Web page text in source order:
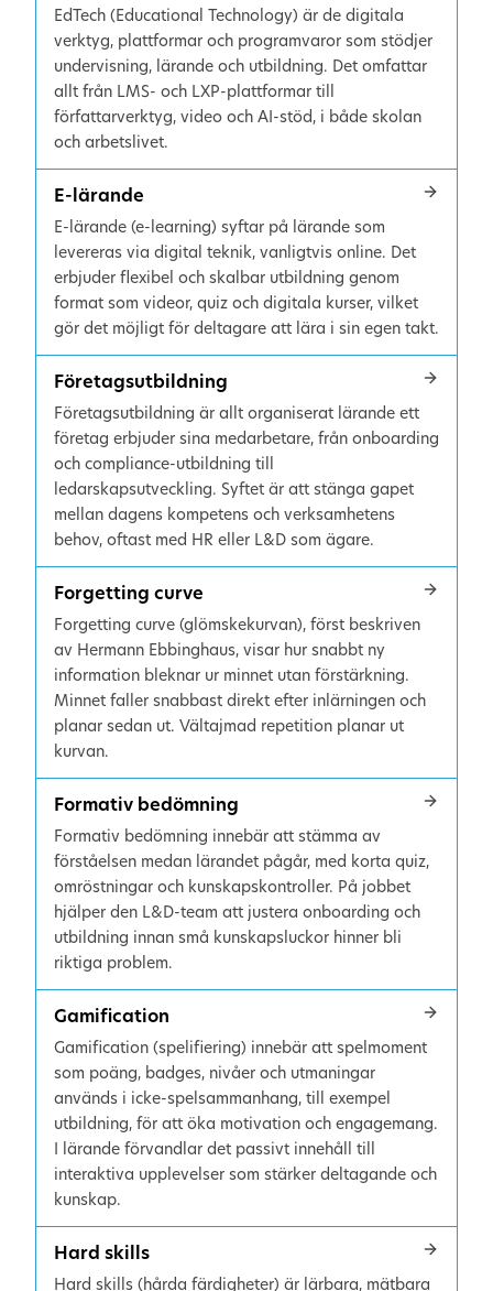
EdTech (Educational Technology) är de digitala
verktyg, plattformar och programvaror som stödjer
undervisning, lärande och utbildning. Det omfattar
allt från LMS- och LXP-plattformar till
författarverktyg, video och AI-stöd, i både skolan
och arbetslivet.
E-lärande
E-lärande (e-learning) syftar på lärande som
levereras via digital teknik, vanligtvis online. Det
erbjuder flexibel och skalbar utbildning genom
format som videor, quiz och digitala kurser, vilket
gör det möjligt för deltagare att lära i sin egen takt.
Företagsutbildning
Företagsutbildning är allt organiserat lärande ett
företag erbjuder sina medarbetare, från onboarding
och compliance-utbildning till
ledarskapsutveckling. Syftet är att stänga gapet
mellan dagens kompetens och verksamhetens
behov, oftast med HR eller L&D som ägare.
Forgetting curve
Forgetting curve (glömskekurvan), först beskriven
av Hermann Ebbinghaus, visar hur snabbt ny
information bleknar ur minnet utan förstärkning.
Minnet faller snabbast direkt efter inlärningen och
planar sedan ut. Vältajmad repetition planar ut
kurvan.
Formativ bedömning
Formativ bedömning innebär att stämma av
förståelsen medan lärandet pågår, med korta quiz,
omröstningar och kunskapskontroller. På jobbet
hjälper den L&D-team att justera onboarding och
utbildning innan små kunskapsluckor hinner bli
riktiga problem.
Gamification
Gamification (spelifiering) innebär att spelmoment
som poäng, badges, nivåer och utmaningar
används i icke-spelsammanhang, till exempel
utbildning, för att öka motivation och engagemang.
I lärande förvandlar det passivt innehåll till
interaktiva upplevelser som stärker deltagande och
kunskap.
Hard skills
Hard skills (hårda färdigheter) är lärbara, mätbara